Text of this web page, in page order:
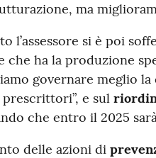
ma
l’assessore si è poi
che ha la produzione
governare meglio
e sul
che entro il 2025
delle azioni di